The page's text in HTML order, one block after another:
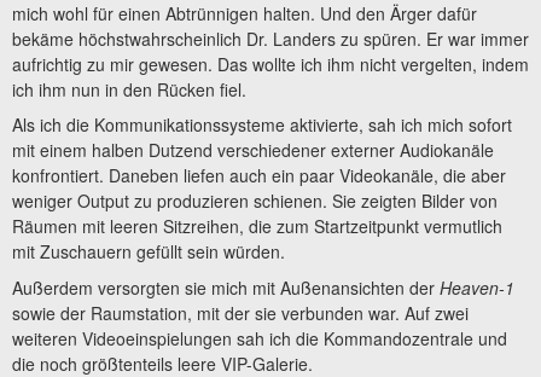
mich wohl für einen Abtrünnigen halten. Und den Ärger dafür
bekäme höchstwahrscheinlich Dr. Landers zu spüren. Er war immer
aufrichtig zu mir gewesen. Das wollte ich ihm nicht vergelten, indem
ich ihm nun in den Rücken fiel.
Als ich die Kommunikationssysteme aktivierte, sah ich mich sofort
mit einem halben Dutzend verschiedener externer Audiokanäle
konfrontiert. Daneben liefen auch ein paar Videokanäle, die aber
weniger Output zu produzieren schienen. Sie zeigten Bilder von
Räumen mit leeren Sitzreihen, die zum Startzeitpunkt vermutlich
mit Zuschauern gefüllt sein würden.
Außerdem versorgten sie mich mit Außenansichten der Heaven-1
sowie der Raumstation, mit der sie verbunden war. Auf zwei
weiteren Videoeinspielungen sah ich die Kommandozentrale und
die noch größtenteils leere VIP-Galerie.